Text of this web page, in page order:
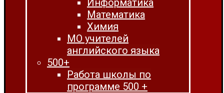
Информатика
Математика
Химия
МО учителей
английского языка
500+
Работа школы по
программе 500 +